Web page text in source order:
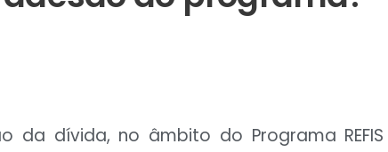
da dívida, no âmbito do Programa